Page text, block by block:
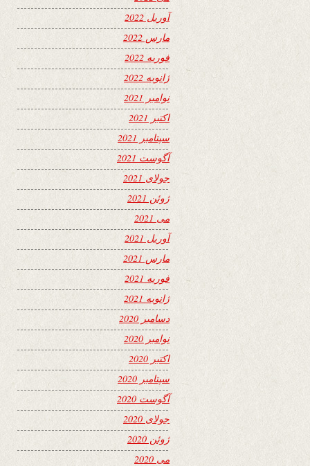
آوریل 2022
مارس 2022
فوریه 2022
ژانویه 2022
نوامبر 2021
اکتبر 2021
سپتامبر 2021
آگوست 2021
جولای 2021
ژوئن 2021
می 2021
آوریل 2021
مارس 2021
فوریه 2021
ژانویه 2021
دسامبر 2020
نوامبر 2020
اکتبر 2020
سپتامبر 2020
آگوست 2020
جولای 2020
ژوئن 2020
می 2020